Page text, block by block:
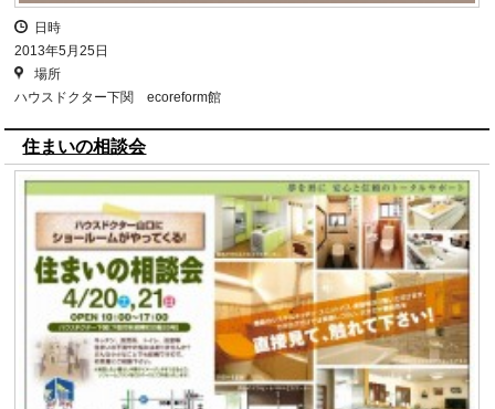
日時
2013年5月25日
場所
ハウスドクター下関 ecoreform館
住まいの相談会